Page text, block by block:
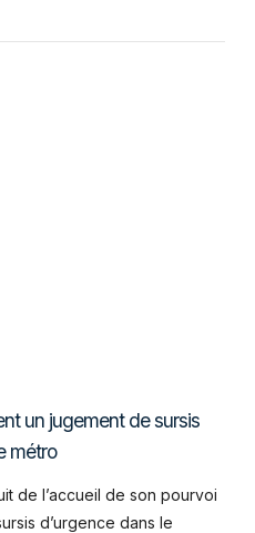
un jugement de sursis
métro
de l’accueil de son pourvoi
d’urgence dans le